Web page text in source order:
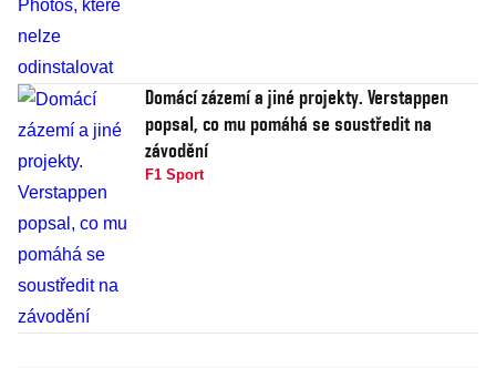
Domácí zázemí a jiné projekty. Verstappen
popsal, co mu pomáhá se soustředit na
závodění
F1 Sport